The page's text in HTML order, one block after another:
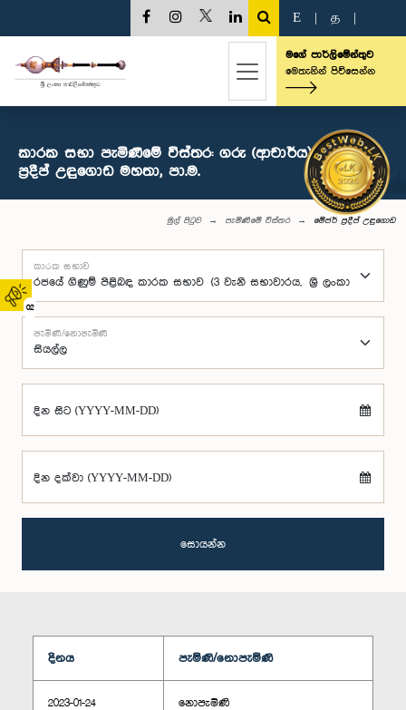
02
E த
මගේ පාර්ලිමේන්තුව
මෙතැනින් පිවිසෙන්න
කාරක සභා පැමිණීමේ විස්තර: ගරු (ආචාර්ය) මේජර්
ප්‍රදීප් උඳුගොඩ මහතා, පා.ම.
මුල් පිටුව පැමිණීමේ විස්තර මේජර් ප්‍රදීප් උඳුගොඩ
කාරක සභාව
පැමිණි/නොපැමිණි
දින සිට (YYYY-MM-DD)
දින දක්වා (YYYY-MM-DD)
සොයන්න
දිනය පැමිණි/නොපැමිණි
2023-01-24 නොපැමිණි